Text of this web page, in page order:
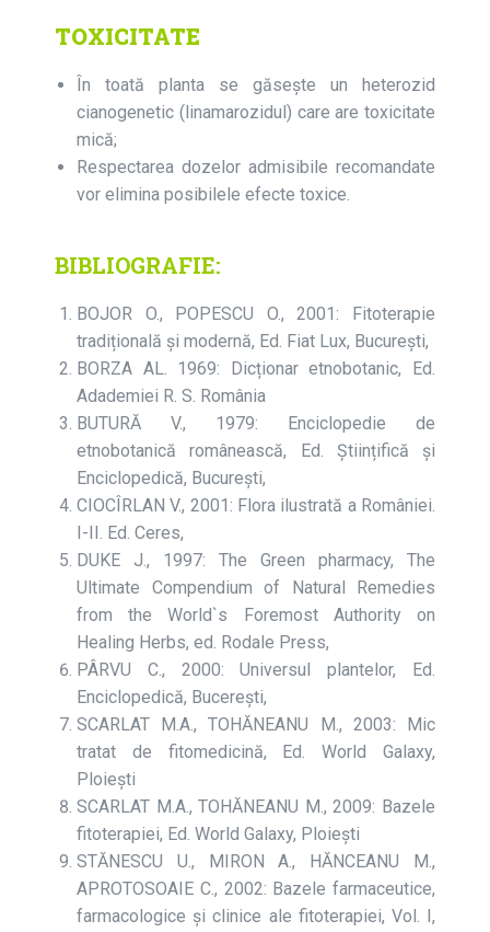
TOXICITATE
În toată planta se găseşte un heterozid
cianogenetic (linamarozidul) care are toxicitate
mică;
Respectarea dozelor admisibile recomandate
vor elimina posibilele efecte toxice.
BIBLIOGRAFIE:
BOJOR O., POPESCU O., 2001: Fitoterapie
tradițională și modernă, Ed. Fiat Lux, București,
BORZA AL. 1969: Dicționar etnobotanic, Ed.
Adademiei R. S. România
BUTURĂ V., 1979: Enciclopedie de
etnobotanică românească, Ed. Științifică și
Enciclopedică, București,
CIOCÎRLAN V., 2001: Flora ilustrată a României.
I-II. Ed. Ceres,
DUKE J., 1997: The Green pharmacy, The
Ultimate Compendium of Natural Remedies
from the World`s Foremost Authority on
Healing Herbs, ed. Rodale Press,
PÂRVU C., 2000: Universul plantelor, Ed.
Enciclopedică, Bucerești,
SCARLAT M.A., TOHĂNEANU M., 2003: Mic
tratat de fitomedicină, Ed. World Galaxy,
Ploiești
SCARLAT M.A., TOHĂNEANU M., 2009: Bazele
fitoterapiei, Ed. World Galaxy, Ploiești
STĂNESCU U., MIRON A., HĂNCEANU M.,
APROTOSOAIE C., 2002: Bazele farmaceutice,
farmacologice și clinice ale fitoterapiei, Vol. I,